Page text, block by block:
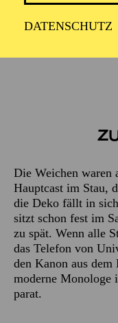
DATENSCHUTZ
Die Weichen waren
Hauptcast im Stau,
die Deko fällt in
sitzt schon fest im
zu spät. Wenn alle
das Telefon von
den Kanon aus
moderne Monologe
parat.